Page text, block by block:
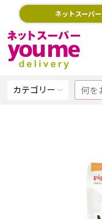
ネットスーパー
カテゴリー